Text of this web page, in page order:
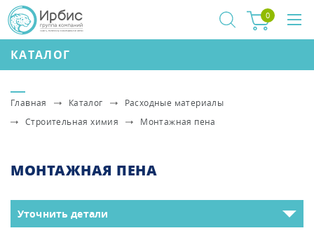
КАТАЛОГ
0
Главная Каталог
Расходные материалы
Строительная химия
Монтажная пена
Уточнить детали
МОНТАЖНАЯ ПЕНА